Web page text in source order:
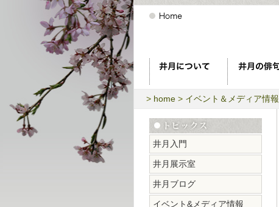
> home> イベント＆メディア情報
井月入門
井月展示室
井月ブログ
イベント&メディア情報